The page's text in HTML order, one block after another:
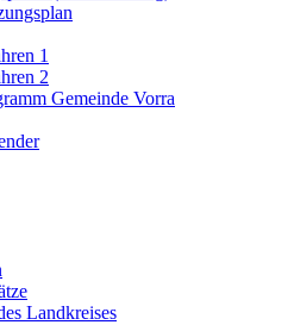
1
2
Gemeinde Vorra
Landkreises